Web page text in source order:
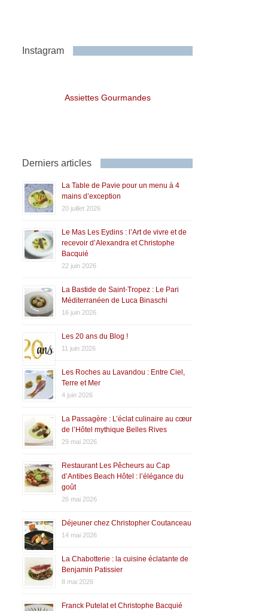
Instagram
Assiettes Gourmandes
Derniers articles
La Table de Pavie pour un menu à 4
mains d’exception
20 juillet 2026
Le Mas Les Eydins : l’Art de vivre et de
recevoir d’Alexandra et Christophe
Bacquié
22 juin 2026
La Bastide de Saint-Tropez : Le Pari
Méditerranéen de Luca Binaschi
16 juin 2026
Les 20 ans du Blog !
11 juin 2026
Les Roches au Lavandou : Entre Ciel,
Terre et Mer
4 juin 2026
La Passagère : L’éclat culinaire au cœur
de l’Hôtel mythique Belles Rives
29 mai 2026
Restaurant Les Pêcheurs au Cap
d’Antibes Beach Hôtel : l’élégance du
goût
26 mai 2026
Déjeuner chez Christopher Coutanceau
14 mai 2026
La Chabotterie : la cuisine éclatante de
Benjamin Patissier
8 mai 2026
Franck Putelat et Christophe Bacquié